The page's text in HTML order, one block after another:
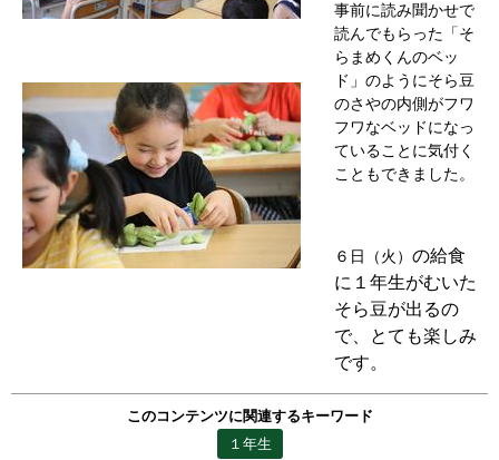
事前に読み聞かせで
読んでもらった「そ
らまめくんのベッ
ド」のようにそら豆
のさやの内側がフワ
フワなベッドになっ
ていることに気付く
こともできました。
６日（火） の給食
に１年生がむいた
そら豆が出るの
で、とても楽しみ
です。
このコンテンツに関連するキーワード
１年生